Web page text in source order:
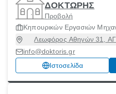
ΔΟΚΤΩΡΗΣ
Προβολή
Κηπουρικών Εργασιών
Λεωφόρος Αθηνών 31,
Αθανάσιος,
info@doktoris.gr
Ιστοσελίδα